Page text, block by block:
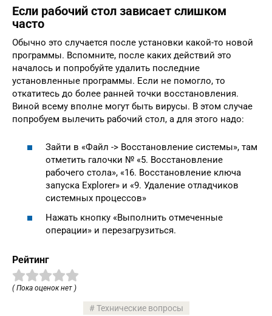
Если рабочий стол зависает слишком
часто
Обычно это случается после установки какой-то новой
программы. Вспомните, после каких действий это
началось и попробуйте удалить последние
установленные программы. Если не помогло, то
откатитесь до более ранней точки восстановления.
Виной всему вполне могут быть вирусы. В этом случае
попробуем вылечить рабочий стол, а для этого надо:
Зайти в «Файл -> Восстановление системы», там
отметить галочки № «5. Восстановление
рабочего стола», «16. Восстановление ключа
запуска Explorer» и «9. Удаление отладчиков
системных процессов»
Нажать кнопку «Выполнить отмеченные
операции» и перезагрузиться.
Рейтинг
( Пока оценок нет )
Технические вопросы